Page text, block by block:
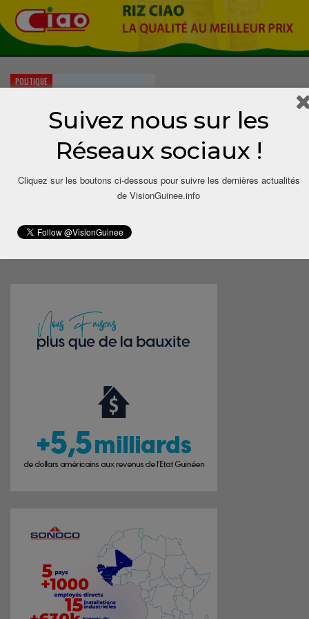
POLITIQUE
Cinquantenaire de l’OUA : le Président
Alpha Condé lance les festivités
Le Président de la République, Pr Alpha Condé, a procédé ce samedi 18
Suivez nous sur les
Réseaux sociaux !
Cliquez sur les boutons ci-dessous pour suivre les dernières actualités
de VisionGuinee.info